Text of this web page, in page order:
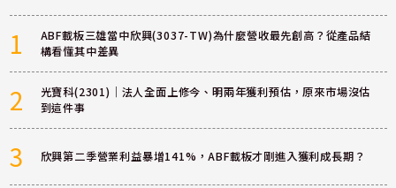
1
ABF載板三雄當中欣興(3037-TW)為什麼營收最先創高？從產品結
構看懂其中差異
2
光寶科(2301)｜法人全面上修今、明兩年獲利預估，原來市場沒估
到這件事
3 欣興第二季營業利益暴增141%，ABF載板才剛進入獲利成長期？